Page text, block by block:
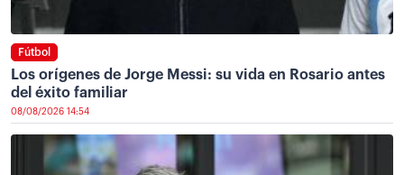
Fútbol
Los orígenes de Jorge Messi: su vida en Rosario antes
del éxito familiar
08/08/2026 14:54